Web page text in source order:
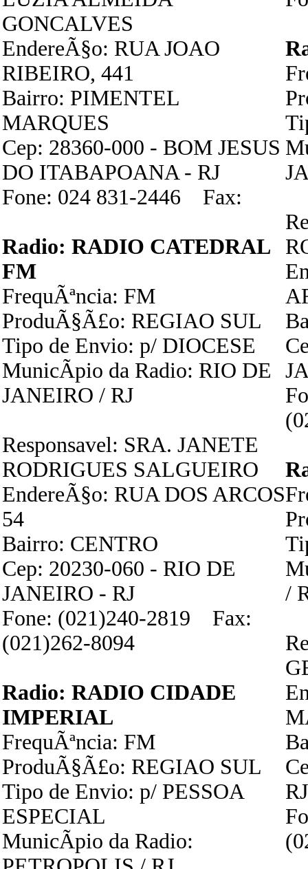
GONCALVES
EndereÃ§o: RUA JOAO
RIBEIRO, 441
Bairro: PIMENTEL
MARQUES
Cep: 28360-000 - BOM JESUS
DO ITABAPOANA - RJ
Fone: 024 831-2446 Fax:
Radio: RADIO CATEDRAL
FM
FrequÃªncia: FM
ProduÃ§Ã£o: REGIAO SUL
Tipo de Envio: p/ DIOCESE
MunicÃ­pio da Radio: RIO DE
JANEIRO / RJ
Responsavel: SRA. JANETE
RODRIGUES SALGUEIRO
EndereÃ§o: RUA DOS ARCOS
54
Bairro: CENTRO
Cep: 20230-060 - RIO DE
JANEIRO - RJ
Fone: (021)240-2819 Fax:
(021)262-8094
Radio: RADIO CIDADE
IMPERIAL
FrequÃªncia: FM
ProduÃ§Ã£o: REGIAO SUL
Tipo de Envio: p/ PESSOA
ESPECIAL
MunicÃ­pio da Radio:
/
RJ